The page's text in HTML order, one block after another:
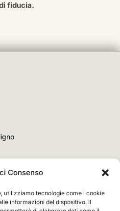
Consenso
utilizziamo tecnologie come i cookie
informazioni del dispositivo. Il
fiducia.